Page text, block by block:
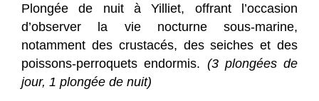
Plongée de nuit à Yilliet, offrant l’occasion
d’observer la vie nocturne sous-marine,
notamment des crustacés, des seiches et des
poissons-perroquets endormis. (3 plongées de
jour, 1 plongée de nuit)